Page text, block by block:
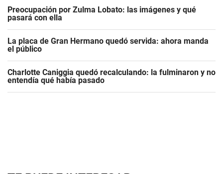
Preocupación por Zulma Lobato: las imágenes y qué
pasará con ella
La placa de Gran Hermano quedó servida: ahora manda
el público
Charlotte Caniggia quedó recalculando: la fulminaron y no
entendía qué había pasado